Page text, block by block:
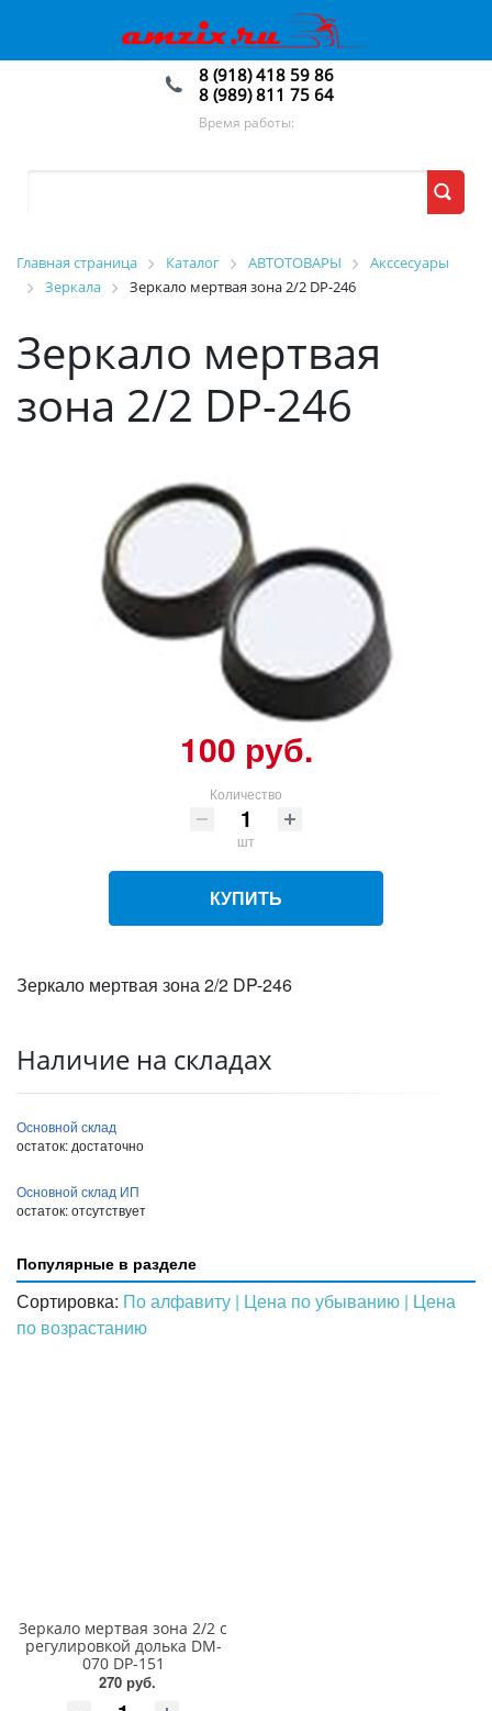
8 (918) 418 59 86
8 (989) 811 75 64
Время работы:
Главная страница Каталог АВТОТОВАРЫ
Акссесуары
Зеркала
Зеркало мертвая зона 2/2 DP-246
Зеркало мертвая
зона 2/2 DP-246
100 руб.
Количество
шт
КУПИТЬ
Зеркало мертвая зона 2/2 DP-246
Наличие на складах
Основной склад
остаток: достаточно
Основной склад ИП
остаток:отсутствует
Популярные в разделе
Сортировка: По алфавиту | Цена по убыванию | Цена
по возрастанию
Зеркало мертвая зона 2/2 с
регулировкой долька DM-
070 DP-151
270 руб.